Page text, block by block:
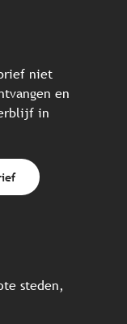
niet
en
in
steden,